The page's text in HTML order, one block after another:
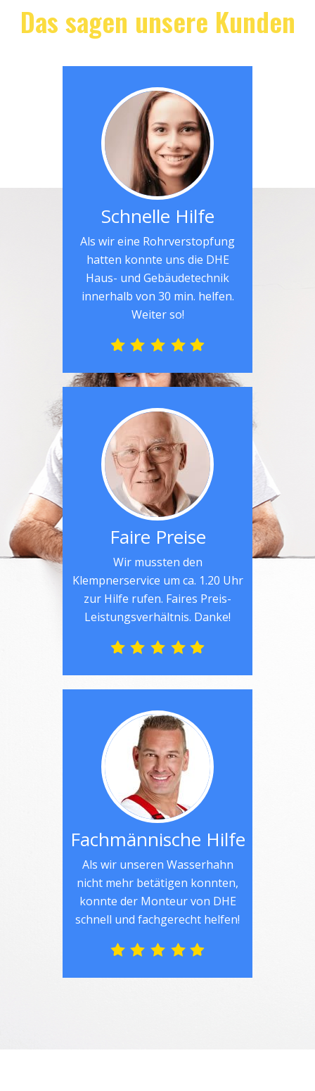
Das sagen unsere Kunden
Schnelle Hilfe
Als wir eine Rohrverstopfung
hatten konnte uns die DHE
Haus- und Gebäudetechnik
innerhalb von 30 min. helfen.
Weiter so!
Faire Preise
Wir mussten den
Klempnerservice um ca. 1.20 Uhr
zur Hilfe rufen. Faires Preis-
Leistungsverhältnis. Danke!
Fachmännische Hilfe
Als wir unseren Wasserhahn
nicht mehr betätigen konnten,
konnte der Monteur von DHE
schnell und fachgerecht helfen!